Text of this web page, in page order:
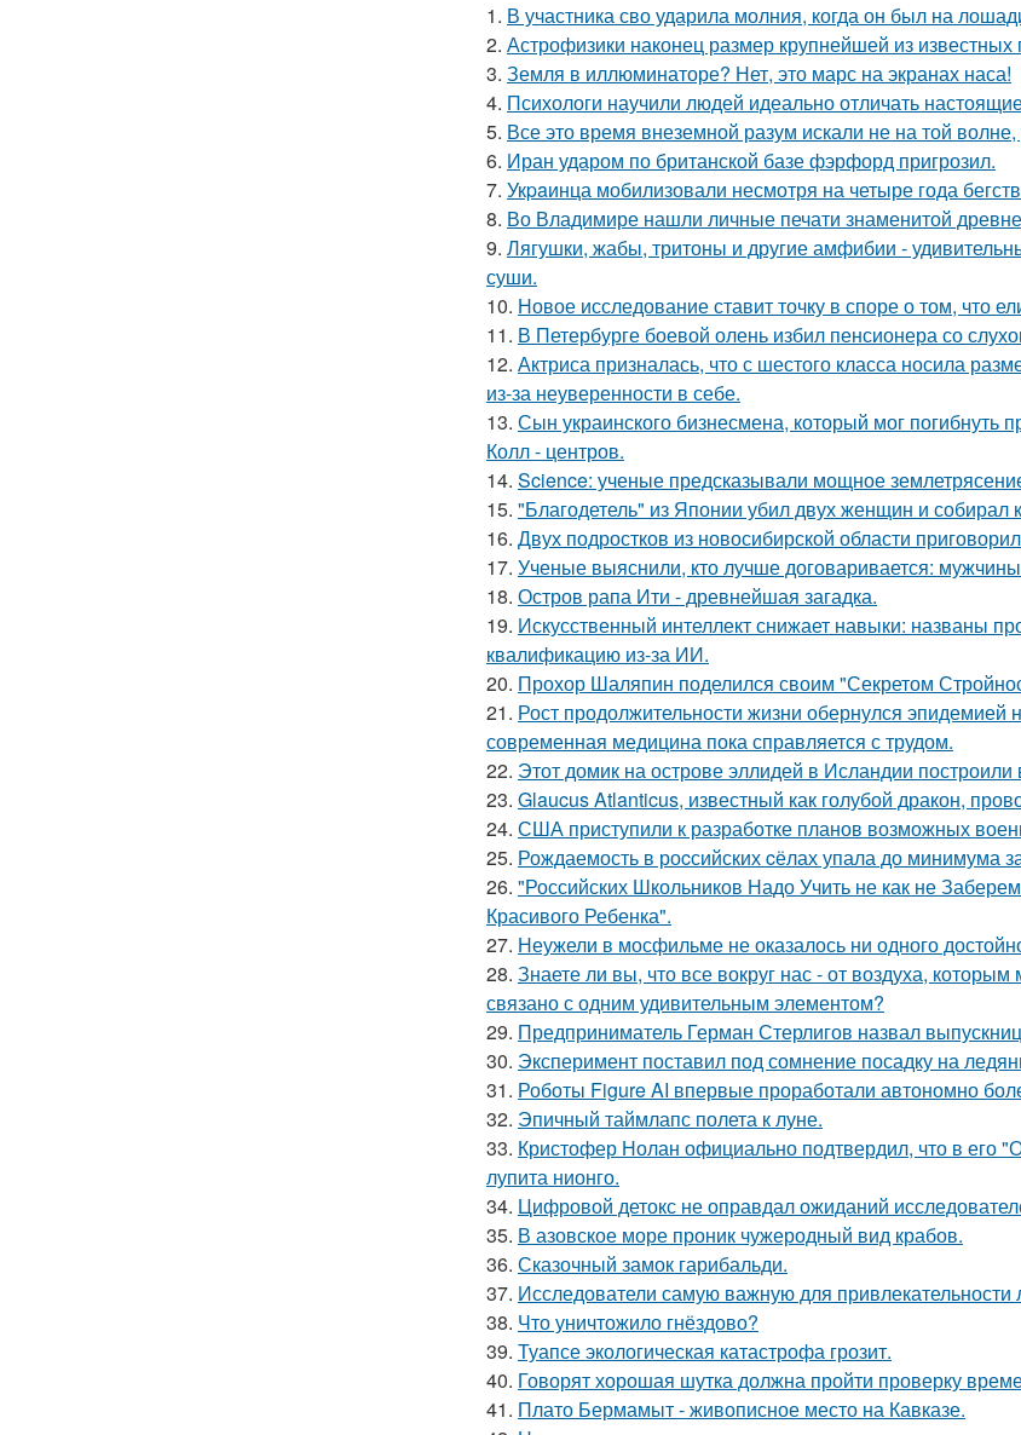
1. В участника сво ударила молния, когда он был на
2. Астрофизики наконец размер крупнейшей из известных
3. Земля в иллюминаторе? Нет, это марс на экранах наса!
4. Психологи научили людей идеально отличать
5. Все это время внеземной разум искали не на той
6. Иран ударом по британской базе фэрфорд пригрозил.
7. Укpaинца мобилизовали несмотря на четыре года
8. Во Владимире нашли личные печати знаменитой
9. Лягушки, жабы, тритоны и другие амфибии -
суши.
10. Новое исследование ставит точку в споре о том, что
11. В Петербурге боевой олень избил пенсионера со
12. Актриса призналась, что с шестого класса носила
из-за неуверенности в себе.
13. Сын украинского бизнесмена, который мог погибнуть
Колл - центров.
14. Science: ученые предсказывали мощное
15. "Благодетель" из Японии убил двух женщин и собирал
16. Двух подростков из новосибирской области
17. Ученые выяснили, кто лучше договаривается:
18. Остров рапа Ити - древнейшая загадка.
19. Искусственный интеллект снижает навыки: названы
квалификацию из-за ИИ.
20. Прохор Шаляпин поделился своим "Секретом
21. Рост продолжительности жизни обернулся
современная медицина пока справляется с трудом.
22. Этот домик на острове эллидей в Исландии построили
23. Glaucus Atlanticus, известный как голубой дракон,
24. США приступили к разработке планов возможных
25. Рождаемость в роcсийских cёлах упала до минимума
26. "Российских Школьников Надо Учить не как не
Красивого Ребенка".
27. Неужели в мосфильме не оказалось ни одного
28. Знаете ли вы, что все вокруг нас - от воздуха,
связано с одним удивительным элементом?
29. Предприниматель Герман Стерлигов назвал
30. Эксперимент поставил под сомнение посадку на
31. Роботы Figure AI впервые проработали автономно
32. Эпичный таймлапс полета к луне.
33. Кристофер Нолан официально подтвердил, что в его
лупита нионго.
34. Цифровой детокс не оправдал ожиданий
35. В азовское море проник чужеродный вид крабов.
36. Сказочный замок гарибальди.
37. Исследователи самую важную для привлекательности
38. Что уничтожило гнёздово?
39. Туапсе экологическая катастрофа грозит.
40. Говорят хорошая шутка должна пройти проверку
41. Плато Бермамыт - живописное место на Кавказе.